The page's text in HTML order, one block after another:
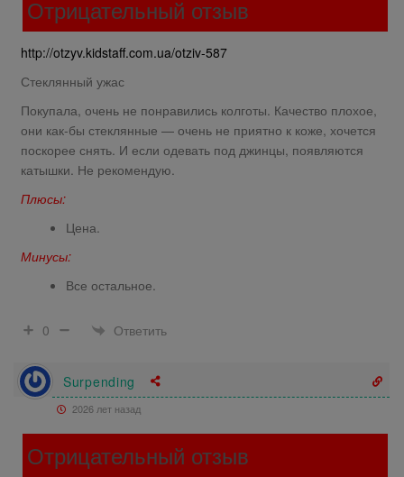
Отрицательный отзыв
http://otzyv.kidstaff.com.ua/otziv-587
Стеклянный ужас
Покупала, очень не понравились колготы. Качество плохое,
они как-бы стеклянные — очень не приятно к коже, хочется
поскорее снять. И если одевать под джинцы, появляются
катышки. Не рекомендую.
Плюсы:
Цена.
Минусы:
Все остальное.
0 Ответить
Surpending
2026 лет назад
Отрицательный отзыв